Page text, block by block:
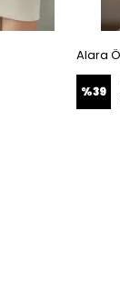
Alara
%39